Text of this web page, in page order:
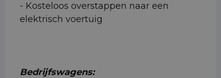
- Kosteloos overstappen naar een
elektrisch voertuig
Bedrijfswagens: